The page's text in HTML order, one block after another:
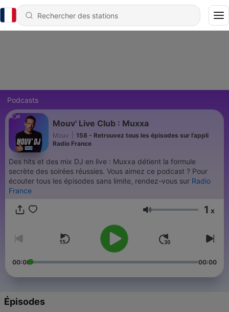
Podcasts
Mouv' Live Club : Muxxa
Mouv
158 - Retrouvez tous les épisodes sur l’appli
Radio France
Des hits et des mix DJ en live : Muxxa détient la formule
secrète des soirées réussies. Vous aimez ce podcast ? Pour
écouter tous les épisodes sans limite, rendez-vous sur Radio
France
Volume 1 x
00:00 00:00
Épisodes